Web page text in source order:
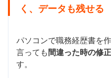
く、データも残せる
パソコンで職務経歴書を
言っても 間違った時の修
す。